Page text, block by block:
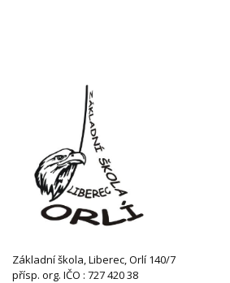
Základní škola, Liberec, Orlí 140/7
přísp. org. IČO : 727 420 38